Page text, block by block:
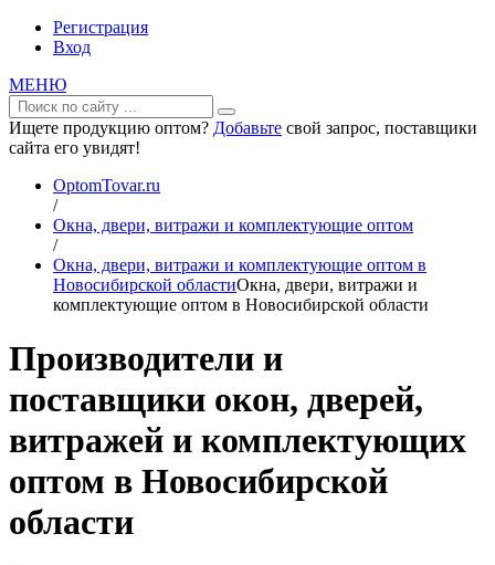
Регистрация
Вход
МЕНЮ
Ищете продукцию оптом? Добавьте свой запрос, поставщики
сайта его увидят!
OptomTovar.ru
/
Окна, двери, витражи и комплектующие оптом
/
Окна, двери, витражи и комплектующие оптом в
Новосибирской областиОкна, двери, витражи и
комплектующие оптом в Новосибирской области
Производители и
поставщики окон, дверей,
витражей и комплектующих
оптом в Новосибирской
области